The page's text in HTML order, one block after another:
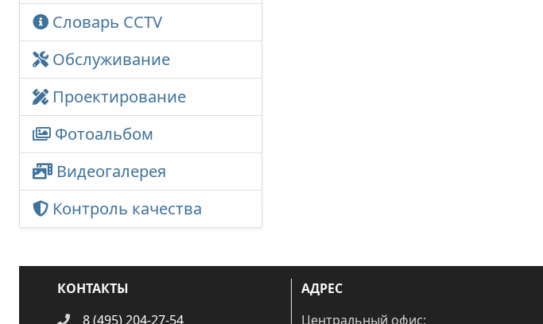
Словарь CCTV
Обслуживание
Проектирование
Фотоальбом
Видеогалерея
Контроль качества
КОНТАКТЫ
8 (495) 204-27-54
АДРЕС
Центральный офис: